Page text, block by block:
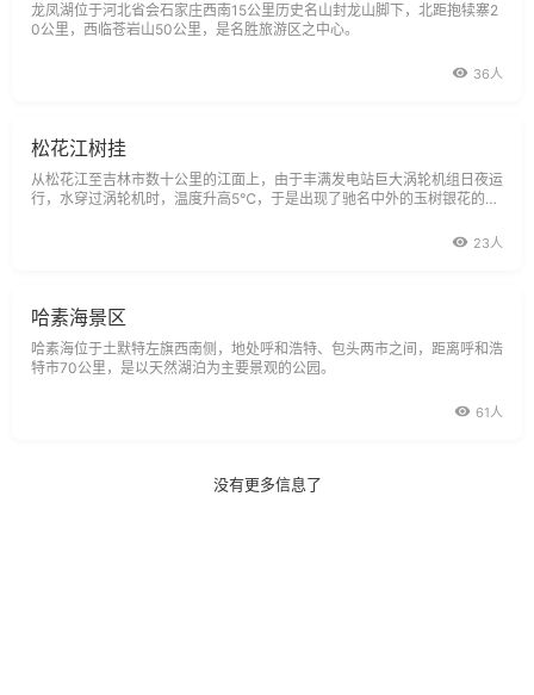
龙凤湖位于河北省会石家庄西南15公里历史名山封龙山脚下，北距抱犊寨2
0公里，西临苍岩山50公里，是名胜旅游区之中心。
36人
松花江树挂
从松花江至吉林市数十公里的江面上，由于丰满发电站巨大涡轮机组日夜运
行，水穿过涡轮机时，温度升高5℃，于是出现了驰名中外的玉树银花的雾
客和港澳同胞，不远万里专程赶来一睹为快。在零下20-30℃的冬日凌23人
哈素海景区
哈素海位于土默特左旗西南侧，地处呼和浩特、包头两市之间，距离呼和浩
特市70公里，是以天然湖泊为主要景观的公园。
61人
没有更多信息了